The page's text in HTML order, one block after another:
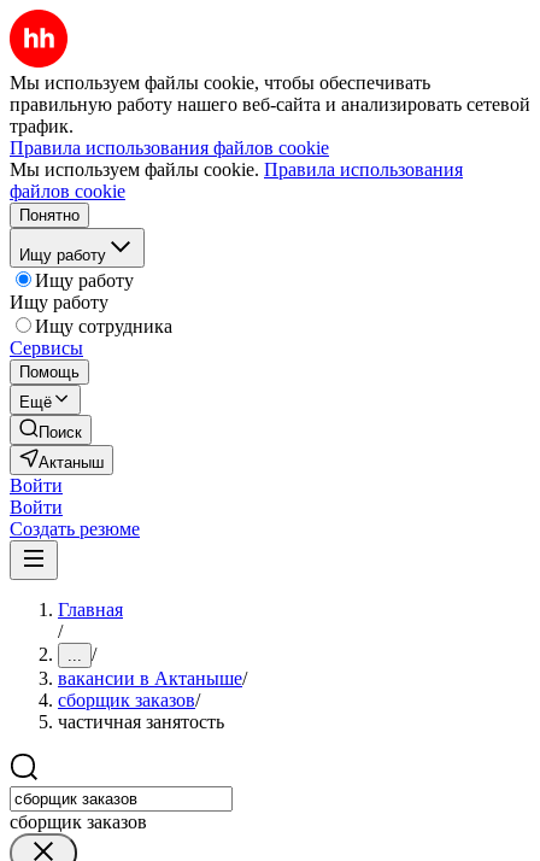
Мы используем файлы cookie, чтобы обеспечивать
правильную работу нашего веб-сайта и анализировать сетевой
трафик.
Правила использования файлов cookie
Мы используем файлы cookie. Правила использования
файлов cookie
Понятно
Ищу работу
Ищу работу
Ищу работу
Ищу сотрудника
Сервисы
Помощь
Ещё
Поиск
Актаныш
Войти
Войти
Создать резюме
Главная
/
... /
вакансии в Актаныше/
сборщик заказов/
частичная занятость
сборщик заказов